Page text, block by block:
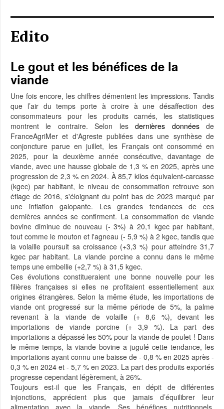
Edito
Le gout et les bénéfices de la
viande
Une fois encore, les chiffres démentent les impressions. Tandis
que l’air du temps porte à croire à une désaffection des
consommateurs pour les produits carnés, les statistiques
montrent le contraire. Selon lesdernières donnéesde
FranceAgriMer et d'Agreste publiées dans une synthèse de
conjoncture parue en juillet, les Français ont consommé en
2025, pour la deuxième année consécutive, davantage de
viande, avec une hausse globale de 1,3 % en 2025, après une
progression de 2,3 % en 2024. À 85,7 kilos équivalent-carcasse
(kgec) par habitant, le niveau de consommation retrouve son
étiage de 2016, s'éloignant du point bas de 2023 marqué par
une inflation galopante. Les grandes tendances de ces
dernières années se confirment. La consommation de viande
bovine diminue de nouveau (- 3%) à 20,1 kgec par habitant,
tout comme le mouton et l'agneau (- 5,9 %) à 2 kgec, tandis que
la volaille poursuit sa croissance (+3,3 %) pour atteindre 31,7
kgec par habitant. La viande porcine a connu dans le même
temps une embellie (+2,7 %) à 31,5 kgec.
Ces évolutions constitueraient une bonne nouvelle pour les
filières françaises si elles ne profitaient essentiellement aux
origines étrangères. Selon la même étude, les importations de
viande ont progressé sur la même période de 5%, la palme
revenant à la viande de volaille (+ 8,6 %), devant les
importations de viande porcine (+ 3,9 %). La part des
importations a dépassé les 50% pour la viande de poulet ! Dans
le même temps, la viande bovine a jugulé cette tendance, les
importations ayant connu une baisse de - 0,8 % en 2025 après -
0,3 % en 2024 et - 5,7 % en 2023. La part des produits exportés
progresse cependant légèrement, à 26%.
Toujours est-il que les Français, en dépit de différentes
injonctions, apprécient plus que jamais d’équilibrer leur
alimentation avec la viande. Ses bénéfices nutritionnels,